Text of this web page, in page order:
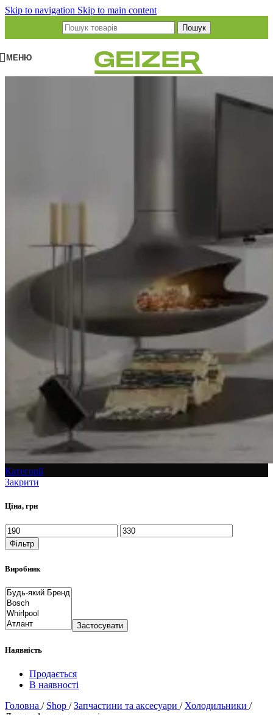
Skip to navigation Skip to main content
Пошук
МЕНЮ
Категорії
Закрити
Ціна, грн
Фільтр
Виробник
Застосувати
Наявність
Продається
В наявності
Головна / Shop / Запчастини та аксесуари / Холодильники /